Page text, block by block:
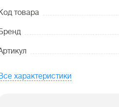
товара
характеристики